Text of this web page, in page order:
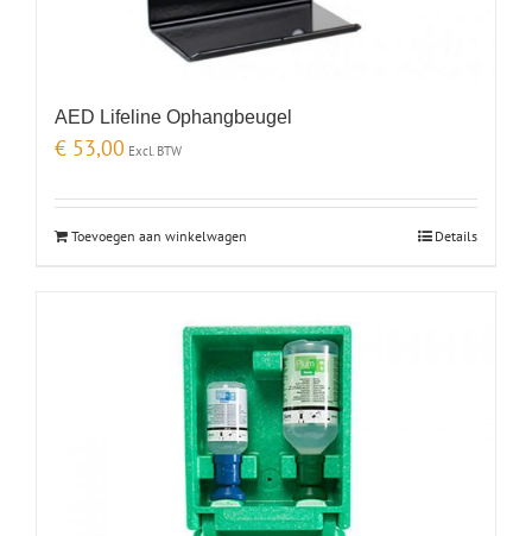
AED Lifeline Ophangbeugel
€ 53,00 Excl. BTW
Toevoegen aan winkelwagen Details